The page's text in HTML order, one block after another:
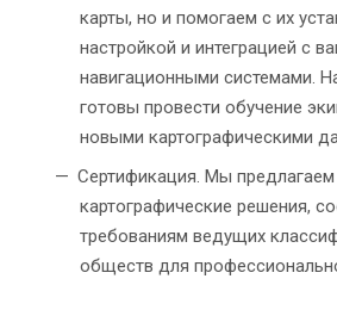
карты, но и помогаем с их
настройкой и интеграцией с
навигационными системами.
готовы провести обучение
новыми картографическими
Сертификация. Мы предлагаем
картографические решения,
требованиям ведущих
обществ для